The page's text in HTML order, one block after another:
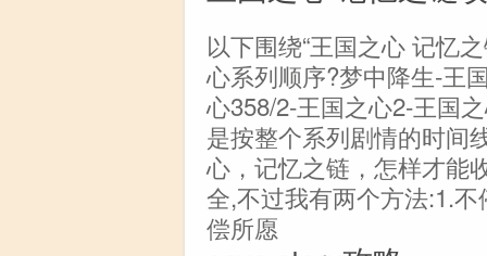
以下围绕“王国之心 记忆
心系列顺序?梦中降生-王
心358/2-王国之心2-王国
是按整个系列剧情的时间
心，记忆之链，怎样才能
全,不过我有两个方法:1.
偿所愿